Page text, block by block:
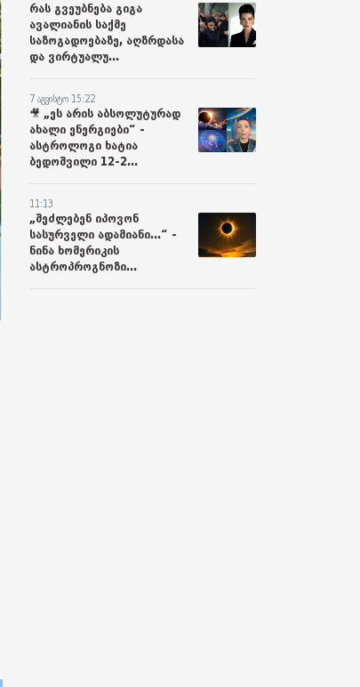
რას გვეუბნება გიგა
ავალიანის საქმე
საზოგადოებაზე, აღზრდასა
და ვირტუალუ...
7 აგვისტო 15:22
🎥 „ეს არის აბსოლუტურად
ახალი ენერგიები“ -
ასტროლოგი ხატია
ბედოშვილი 12-2...
11:13
„შეძლებენ იპოვონ
სასურველი ადამიანი...“ -
ნინა ხომერიკის
ასტროპროგნოზი...